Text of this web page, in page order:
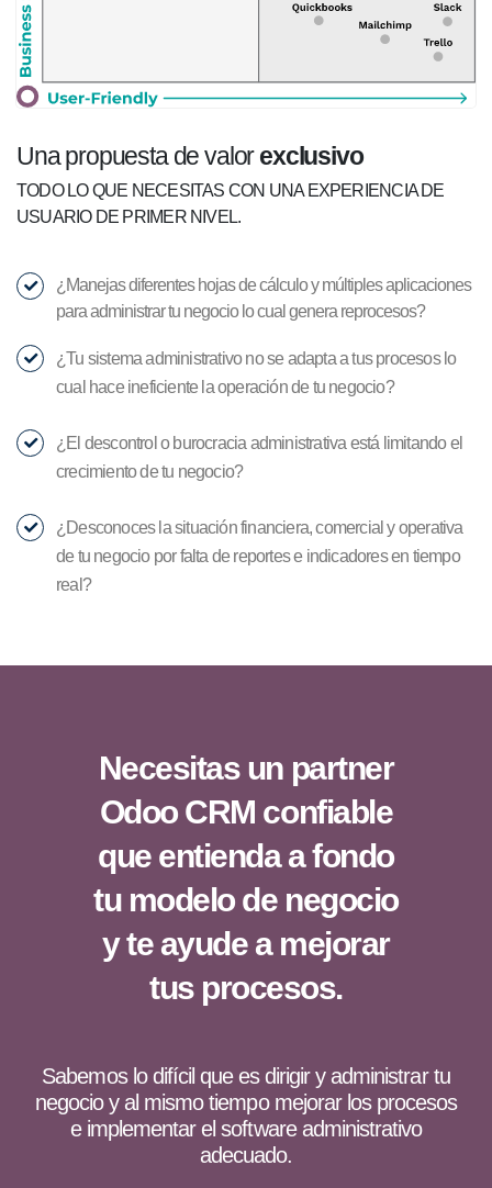
Una propuesta de valorexclusivo
TODO LO QUE NECESITAS CON UNA EXPERIENCIA DE
USUARIO DE PRIMER NIVEL.
¿Manejas diferentes hojas de cálculo y múltiples aplicaciones
para administrar tu negocio lo cual genera reprocesos?
¿Tu sistema administrativo no se adapta a tus procesos lo
cual hace ineficiente la operación de tu negocio?
¿El descontrol o burocracia administrativa está limitando el
crecimiento de tu negocio?
¿Desconoces la situación financiera, comercial y operativa
de tu negocio por falta de reportes e indicadores en tiempo
real?
Necesitas un partner
Odoo CRM confiable
que entienda a fondo
tu modelo de negocio
y te ayude a mejorar
tus procesos.
Sabemos lo difícil que es dirigir y administrar tu
negocio y al mismo tiempo mejorar los procesos
e implementar el software administrativo
adecuado.